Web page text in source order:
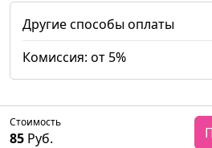
Другие способы оплаты
Комиссия: от 5%
Стоимость
85 Руб.